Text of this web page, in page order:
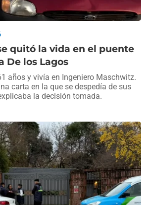
quitó la vida en el puente
De los Lagos
años y vivía en Ingeniero Maschwitz.
carta en la que se despedía de sus
la decisión tomada.